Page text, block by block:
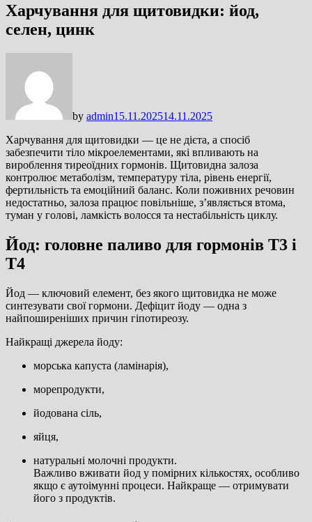
Харчування для щитовидки: йод,
селен, цинк
by admin15.11.202514.11.2025
Харчування для щитовидки — це не дієта, а спосіб
забезпечити тіло мікроелементами, які впливають на
вироблення тиреоїдних гормонів. Щитовидна залоза
контролює метаболізм, температуру тіла, рівень енергії,
фертильність та емоційний баланс. Коли поживних речовин
недостатньо, залоза працює повільніше, з’являється втома,
туман у голові, ламкість волосся та нестабільність циклу.
Йод: головне паливо для гормонів Т3 і
Т4
Йод — ключовий елемент, без якого щитовидка не може
синтезувати свої гормони. Дефіцит йоду — одна з
найпоширеніших причин гіпотиреозу.
Найкращі джерела йоду:
морська капуста (ламінарія),
морепродукти,
йодована сіль,
яйця,
натуральні молочні продукти.
Важливо вживати йод у помірних кількостях, особливо
якщо є аутоімунні процеси. Найкраще — отримувати
його з продуктів.